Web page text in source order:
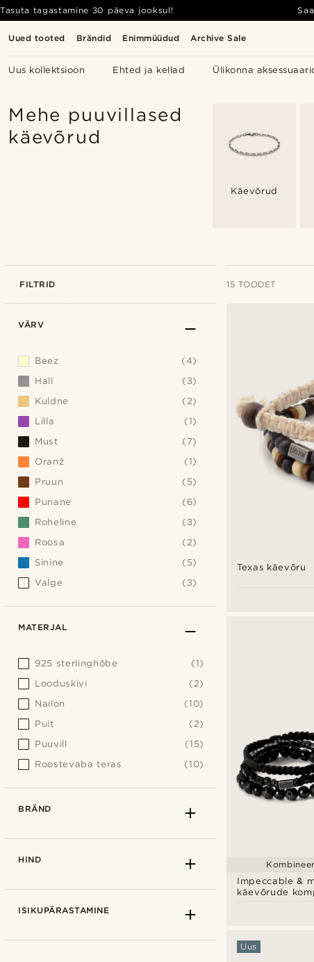
Uued tooted Brändid Enimmüüdud Archive Sale
Uus kollektsioon Ehted ja kellad Ülikonna
Tasuta tagastamine 30 päeva jooksul!
Mehe puuvillased
käevõrud
Käevõrud
FILTRID 15 TOODET
Texas käevõru
Impeccable &
käevõrude
Uus
VÄRV
Beez
(4)
Hall
(3)
Kuldne
(2)
Lilla
(1)
Must
(7)
Oranž
(1)
Pruun
(5)
Punane
(6)
Roheline
(3)
Roosa
(2)
Sinine
(5)
Valge
(3)
MATERJAL
925 sterlinghõbe
(1)
Looduskivi
(2)
Nailon
(10)
Puit
(2)
Puuvill
(15)
Roostevaba teras
(10)
BRÄND
HIND
ISIKUPÄRASTAMINE